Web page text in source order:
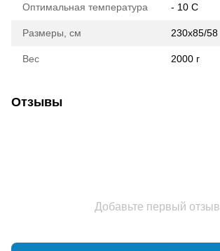
Оптимальная температура - 10 C
Размеры, см 230x85/58
Вес 2000 г
Отзывы
Добавьте первый отзыв